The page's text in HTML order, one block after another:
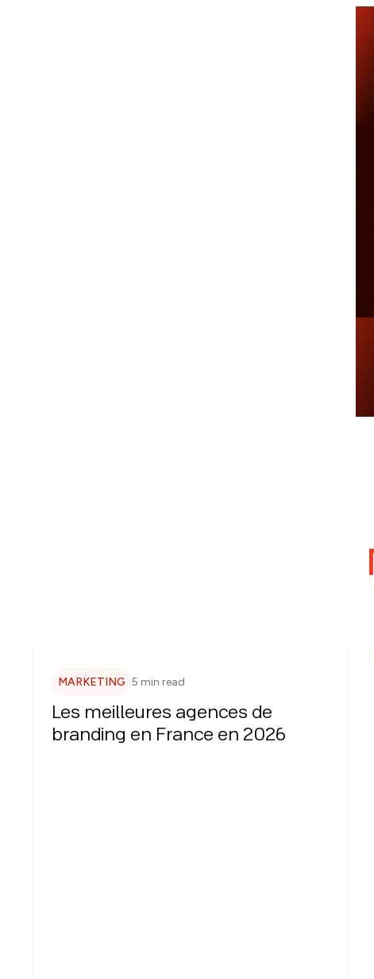
MARKETING 5 min read
Les meilleures agences de
branding en France en 2026